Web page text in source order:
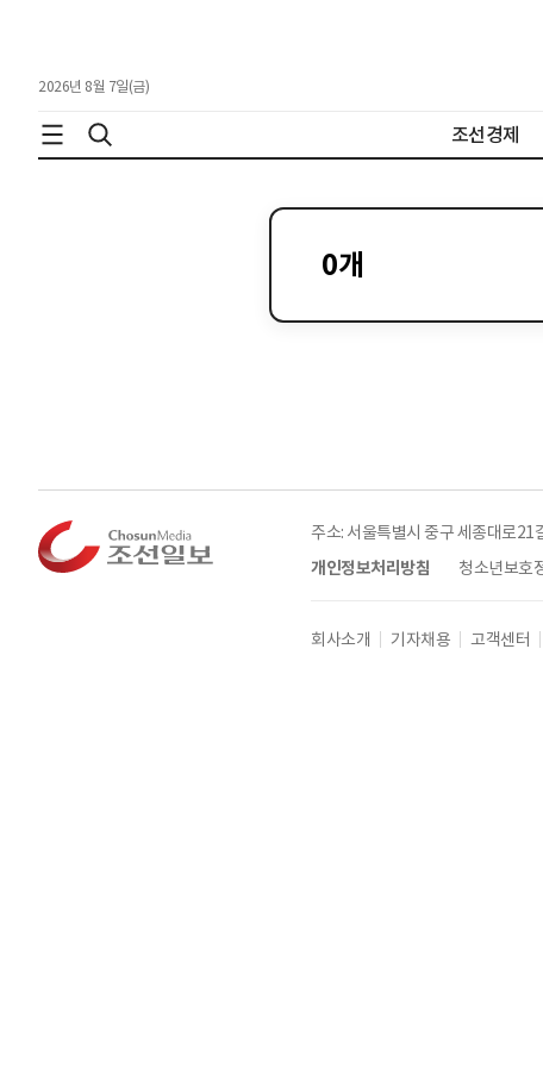
2026년 8월 7일(금)
조선경제
0개
주소: 서울특별시 중구 세종대로21
개인정보처리방침
청소년보호
회사소개 기자채용 고객센터